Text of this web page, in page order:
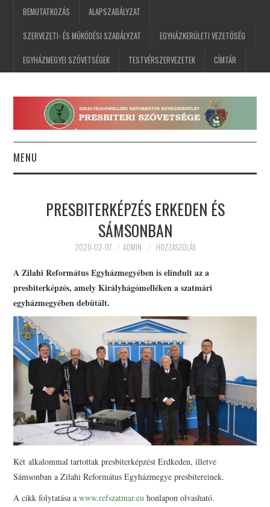
BEMUTATKOZÁS ALAPSZABÁLYZAT
SZERVEZETI- ÉS MŰKÖDÉSI SZABÁLYZAT EGYHÁZKERÜLETI VEZETŐSÉG
EGYHÁZMEGYEI SZÖVETSÉGEK TESTVÉRSZERVEZETEK CÍMTÁR
MENU
HÍREK
ESEMÉNYNAPTÁR
PRESBITERKÉPZÉS
ŐRÁLLÓK
KAPCSOLAT
PRESBITERKÉPZÉS ERKEDEN ÉS
SÁMSONBAN
2020-02-07 ADMIN HOZZÁSZÓLÁS
A Zilahi Református Egyházmegyében is elindult az a
presbiterképzés, amely Királyhágómelléken a szatmári
egyházmegyében debütált.
Két alkalommal tartottak presbiterképzést Erdkeden, illetve
Sámsonban a Zilahi Református Egyházmegye presbitereinek.
A cikk folytatása awww.refszatmar.eu honlapon olvasható.